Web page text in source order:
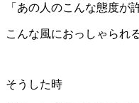
「あの人のこんな態度が
こんな風におっしゃられ
そうした時